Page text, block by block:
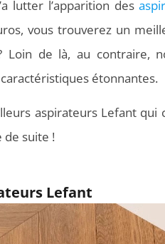
lutter l’apparition des
vous trouverez un
Loin de là, au contraire,
étonnantes.
aspirateurs Lefant
de suite !
Lefant